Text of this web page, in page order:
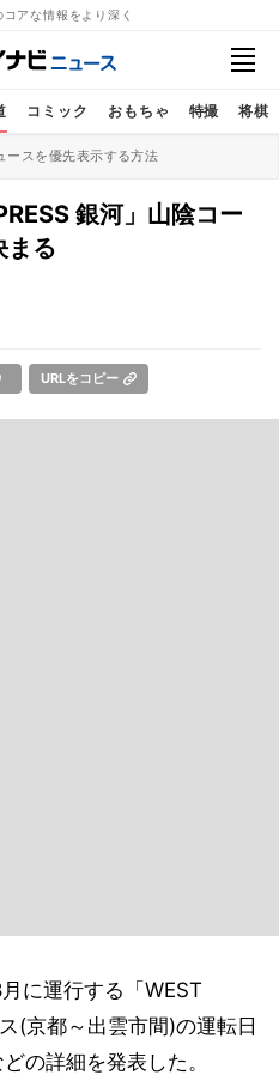
アな情報をより深く
コミック おもちゃ 特撮 将棋
スを優先表示する方法
銀河」山陰コー
まる
URLをコピー
に運行する「WEST
(京都～出雲市間)の運転日
の詳細を発表した。